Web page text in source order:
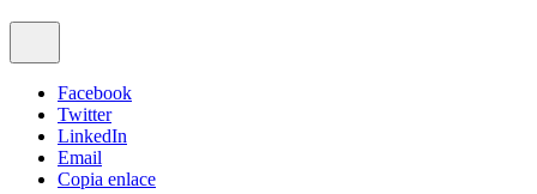
Facebook
Twitter
LinkedIn
Email
Copia enlace